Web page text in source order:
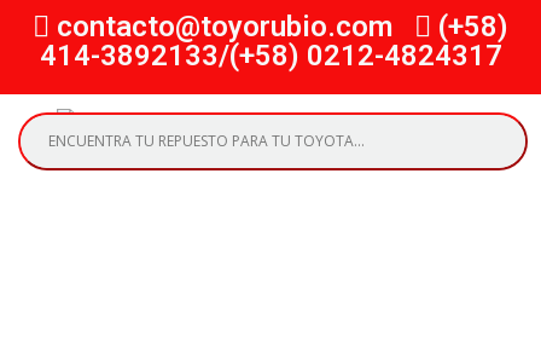
contacto@toyorubio.com
(+58)
414-3892133/(+58) 0212-4824317